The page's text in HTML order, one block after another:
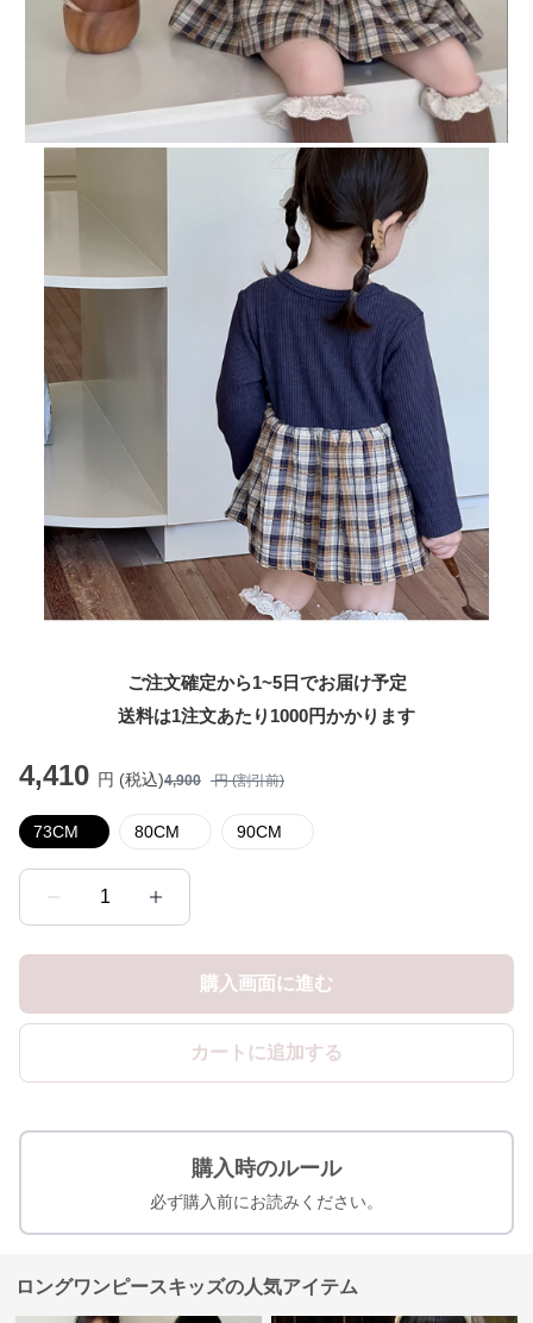
ご注文確定から1~5日でお届け予定
送料は1注文あたり 1000円かかります
4,410 円 (税込)4,900 円 (割引前)
73CM 80CM 90CM
1
購入画面に進む
カートに追加する
購入時のルール
必ず購入前にお読みください。
ロングワンピースキッズの人気アイテム